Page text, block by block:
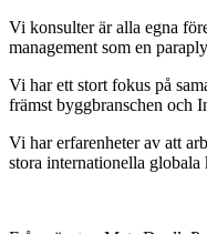
Vi konsulter är alla egna
management som en
Vi har ett stort fokus på
främst byggbranschen och
Vi har erfarenheter av att
stora internationella globala